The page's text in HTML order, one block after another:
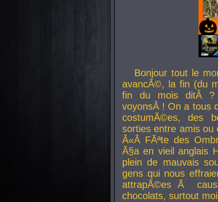
Bonjour tout le
avancÃ©, la fin (du
fin du mois ditÂ ?
voyonsÂ ! On a tous
costumÃ©es, des
sorties entre amis
Â«Â FÃªte des
Ã§a en vieil anglais
plein de mauvais
gens qui nous
attrapÃ©es Ã
chocolats, surtout